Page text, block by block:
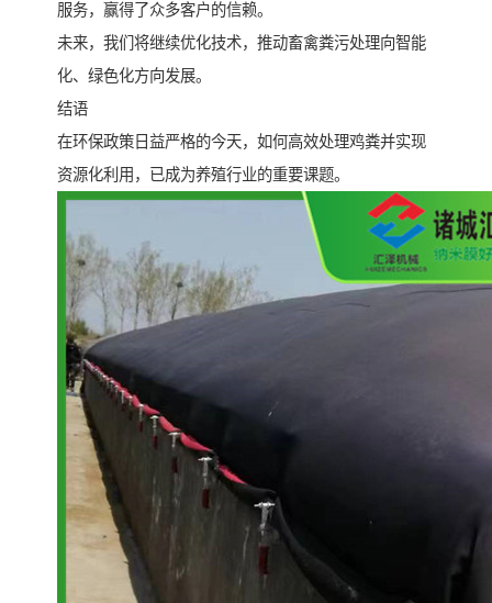
服务，赢得了众多客户的信赖。
未来，我们将继续优化技术，推动畜禽粪污处理向智能
化、绿色化方向发展。
结语
在环保政策日益严格的今天，如何高效处理鸡粪并实现
资源化利用，已成为养殖行业的重要课题。